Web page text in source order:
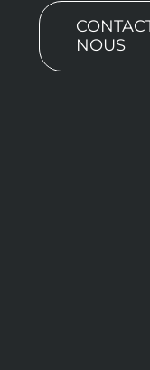
NOUS